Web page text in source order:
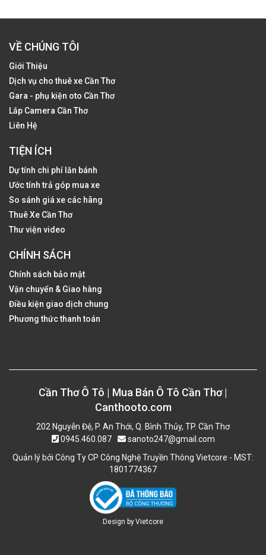
VỀ CHÚNG TÔI
Giới Thiệu
Dịch vụ cho thuê xe Cần Thơ
Gara - phụ kiện oto Cần Thơ
Lắp Camera Cần Thơ
Liên Hệ
TIỆN ÍCH
Dự tính chi phí lăn bánh
Ước tính trả góp mua xe
So sánh giá xe các hãng
Thuê Xe Cần Thơ
Thư viện video
CHÍNH SÁCH
Chính sách bảo mật
Vận chuyển & Giao hàng
Điều kiện giao dịch chung
Phương thức thanh toán
Cần Thơ Ô Tô | Mua Bán Ô Tô Cần Thơ |
Canthooto.com
202 Nguyễn Đệ, P. An Thới, Q. Bình Thủy, TP. Cần Thơ
0945.460.087
sanoto247@gmail.com
Quản lý bởi Công Ty CP Công Nghệ Truyền Thông Vietcore - MST:
1801774367
Design byVietcore